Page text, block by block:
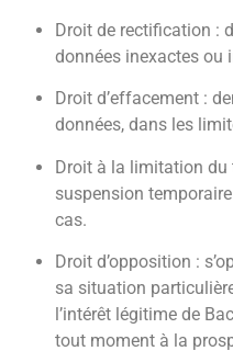
Droit de rectification :
données inexactes ou
Droit d’effacement :
données, dans les
Droit à la limitation du
suspension
cas.
Droit d’opposition :
sa situation
l’intérêt légitime de
tout moment à la